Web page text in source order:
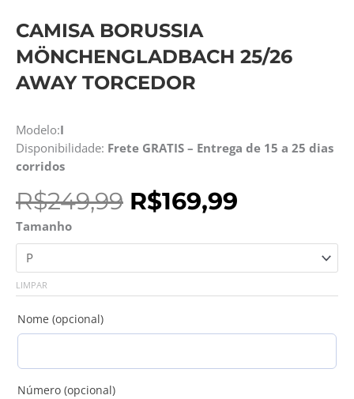
CAMISA BORUSSIA
MÖNCHENGLADBACH 25/26
AWAY TORCEDOR
Modelo:I
Disponibilidade: Frete GRATIS – Entrega de 15 a 25 dias
corridos
R$249,99 O
preço
original
R$249,99.
R$169,99
atual
R$169,99.
Tamanho
LIMPAR
Nome (opcional)
Número (opcional)
Camisa
Borussia
Mönchengladbach
25/26
Away
Torcedor
quantidade